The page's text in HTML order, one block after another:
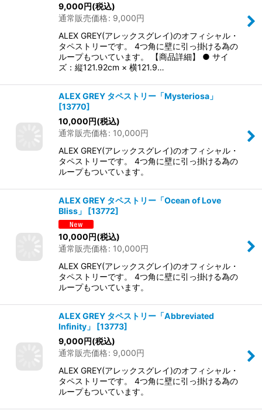
9,000円(税込)
通常販売価格: 9,000円
ALEX GREY(アレックスグレイ)のオフィシャル・
タペストリーです。 4つ角に壁に引っ掛ける為の
ループもついています。 【商品詳細】 ● サイ
ズ：縦121.92cm × 横121.9…
ALEX GREY タペストリー「Mysteriosa」
[13770]
10,000円(税込)
通常販売価格: 10,000円
ALEX GREY(アレックスグレイ)のオフィシャル・
タペストリーです。 4つ角に壁に引っ掛ける為の
ループもついています。
ALEX GREY タペストリー「Ocean of Love
Bliss」
[13772]
10,000円(税込)
通常販売価格: 10,000円
ALEX GREY(アレックスグレイ)のオフィシャル・
タペストリーです。 4つ角に壁に引っ掛ける為の
ループもついています。
ALEX GREY タペストリー「Abbreviated
Infinity」
[13773]
9,000円(税込)
通常販売価格: 9,000円
ALEX GREY(アレックスグレイ)のオフィシャル・
タペストリーです。 4つ角に壁に引っ掛ける為の
ループもついています。